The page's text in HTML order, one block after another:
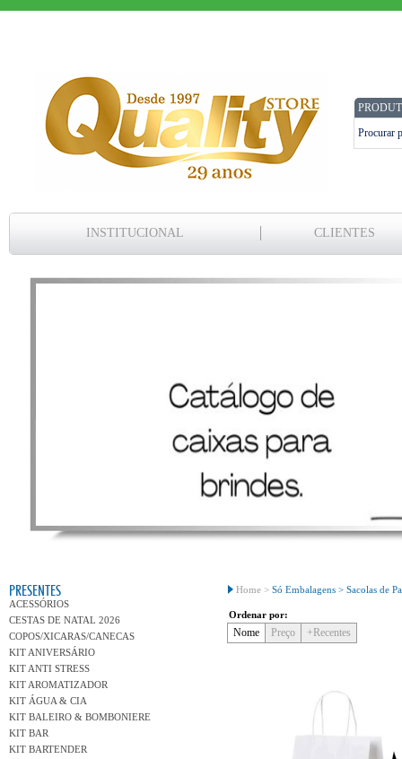
INSTITUCIONAL CLIENTES
PRESENTES
ACESSÓRIOS
CESTAS DE NATAL 2026
COPOS/XICARAS/CANECAS
KIT ANIVERSÁRIO
KIT ANTI STRESS
KIT AROMATIZADOR
KIT ÁGUA & CIA
KIT BALEIRO & BOMBONIERE
KIT BAR
KIT BARTENDER
Home > Só Embalagens > Sacolas de
Ordenar por:
Nome Preço +Recentes